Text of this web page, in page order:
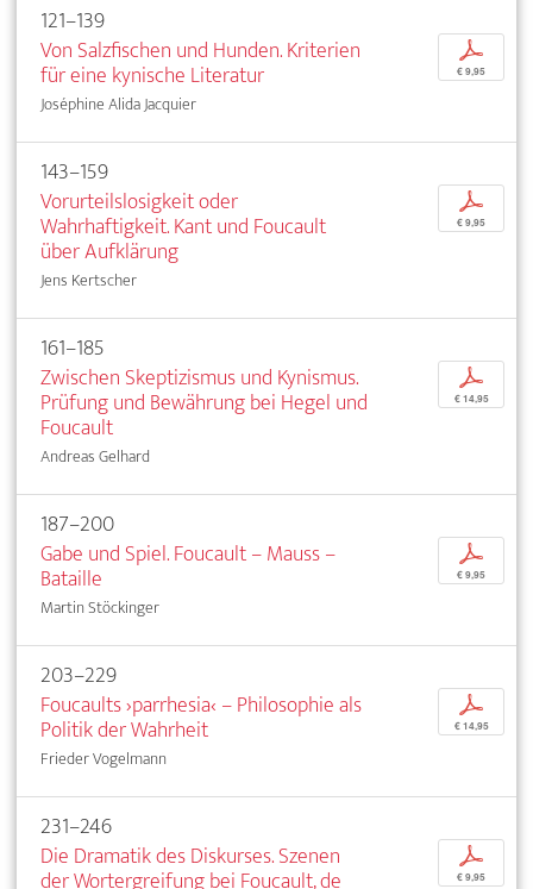
121–139
Von Salzfischen und Hunden. Kriterien
für eine kynische Literatur
Joséphine Alida Jacquier
p
€ 9,95
143–159
Vorurteilslosigkeit oder
Wahrhaftigkeit. Kant und Foucault
über Aufklärung
Jens Kertscher
p
€ 9,95
161–185
Zwischen Skeptizismus und Kynismus.
Prüfung und Bewährung bei Hegel und
Foucault
Andreas Gelhard
p
€ 14,95
187–200
Gabe und Spiel. Foucault – Mauss –
Bataille
Martin Stöckinger
p
€ 9,95
203–229
Foucaults ›parrhesia‹ – Philosophie als
Politik der Wahrheit
Frieder Vogelmann
p
€ 14,95
231–246
Die Dramatik des Diskurses. Szenen
der Wortergreifung bei Foucault, de
p
€ 9,95